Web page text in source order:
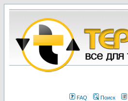
FAQ Поиск